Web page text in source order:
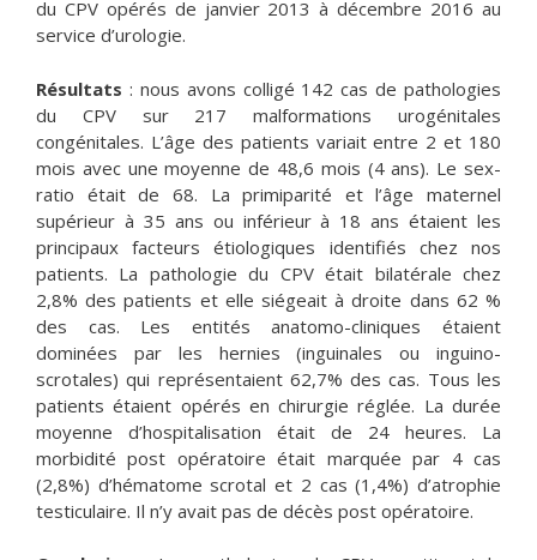
du CPV opérés de janvier 2013 à décembre 2016 au
service d’urologie.
Résultats : nous avons colligé 142 cas de pathologies
du CPV sur 217 malformations urogénitales
congénitales. L’âge des patients variait entre 2 et 180
mois avec une moyenne de 48,6 mois (4 ans). Le sex-
ratio était de 68. La primiparité et l’âge maternel
supérieur à 35 ans ou inférieur à 18 ans étaient les
principaux facteurs étiologiques identifiés chez nos
patients. La pathologie du CPV était bilatérale chez
2,8% des patients et elle siégeait à droite dans 62 %
des cas. Les entités anatomo-cliniques étaient
dominées par les hernies (inguinales ou inguino-
scrotales) qui représentaient 62,7% des cas. Tous les
patients étaient opérés en chirurgie réglée. La durée
moyenne d’hospitalisation était de 24 heures. La
morbidité post opératoire était marquée par 4 cas
(2,8%) d’hématome scrotal et 2 cas (1,4%) d’atrophie
testiculaire. Il n’y avait pas de décès post opératoire.